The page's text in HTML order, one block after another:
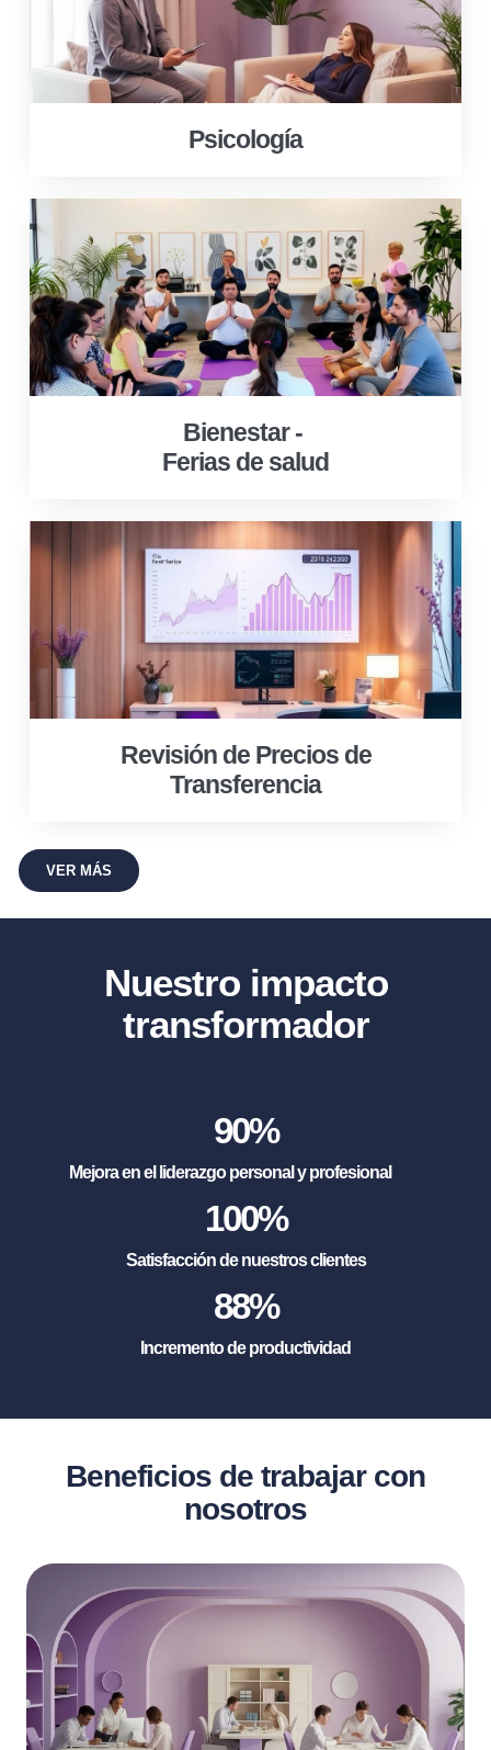
Psicología
Bienestar -
Ferias de salud
Revisión de Precios de
Transferencia
VER MÁS
Nuestro impacto
transformador
90%
Mejora en el liderazgo personal y profesional
100%
Satisfacción de nuestros clientes
88%
Incremento de productividad
Beneficios de trabajar con
nosotros